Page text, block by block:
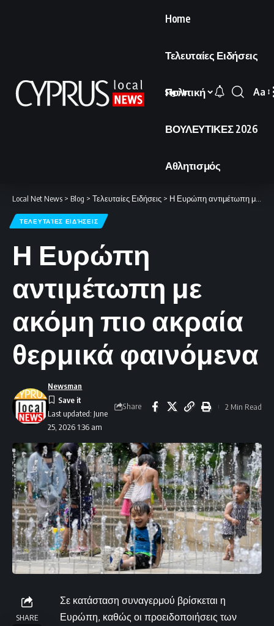
Home
Τελευταίες Ειδήσεις
Πολιτική
ΒΟΥΛΕΥΤΙΚΕΣ 2026
Αθλητισμός
Sign In
Font
Aa
Local Net News > Blog > Τελευταίες Ειδήσεις > Η Ευρώπη αντιμέτωπη με ακόμη πιο ακραία θερμικά φαινόμενα
ΤΕΛΕΥΤΑΊΕΣ ΕΙΔΉΣΕΙΣ
Η Ευρώπη
αντιμέτωπη με
ακόμη πιο ακραία
θερμικά φαινόμενα
Last updated: June
25, 2026 1:36 am
Newsman
Share 2 Min Read
SHARE
Σε κατάσταση συναγερμού βρίσκεται η
Ευρώπη, καθώς οι προειδοποιήσεις των